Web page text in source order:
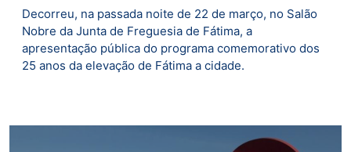
Decorreu, na passada noite de 22 de março, no Salão
Nobre da Junta de Freguesia de Fátima, a
apresentação pública do programa comemorativo dos
25 anos da elevação de Fátima a cidade.